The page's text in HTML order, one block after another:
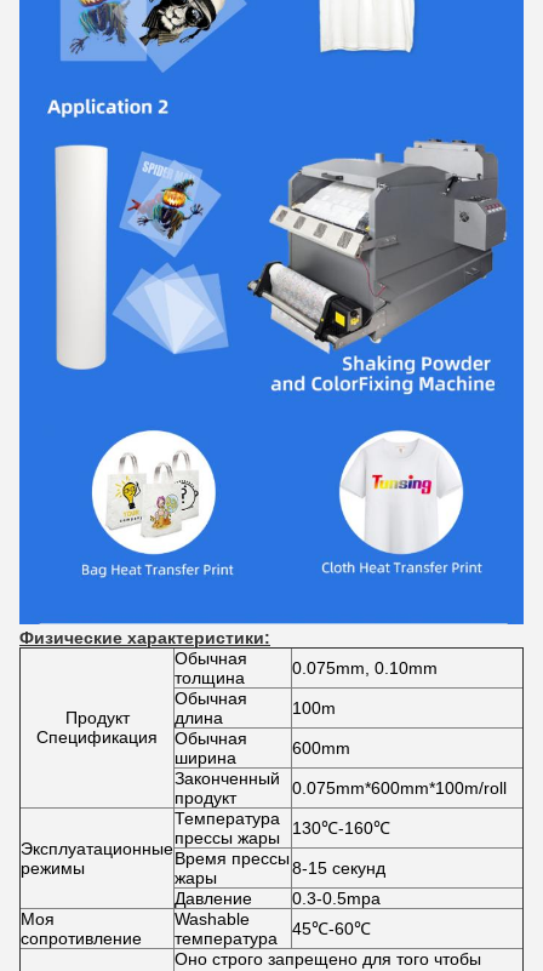
Физические характеристики:
Продукт
Спецификация
Обычная
толщина
0.075mm, 0.10mm
Обычная
длина
100m
Обычная
ширина
600mm
Законченный
продукт
0.075mm*600mm*100m/roll
Эксплуатационные
режимы
Температура
прессы жары
130℃-160℃
Время прессы
жары
8-15 секунд
Давление
0.3-0.5mpa
Моя
сопротивление
Washable
температура
45℃-60℃
Оно строго запрещено для того чтобы